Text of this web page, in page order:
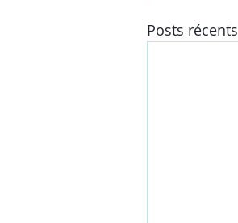
Posts récents